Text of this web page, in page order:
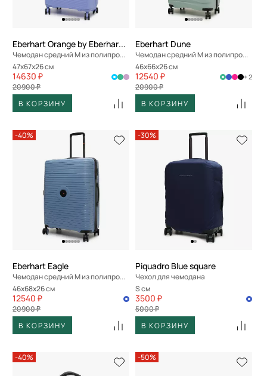
Eberhart Orange by Eberhart Weekend
Чемодан средний M из полипропилена
47x67x26 см
14630 ₽
20900 ₽
В КОРЗИНУ
Eberhart Dune
Чемодан средний M из полипропилена
46x66x26 см
12540 ₽
20900 ₽
+ 2
В КОРЗИНУ
-40%
Eberhart Eagle
Чемодан средний M из полипропилена
46x68x26 см
12540 ₽
20900 ₽
В КОРЗИНУ
-30%
Piquadro Blue square
Чехол для чемодана
s см
3500 ₽
5000 ₽
В КОРЗИНУ
-40% -50%